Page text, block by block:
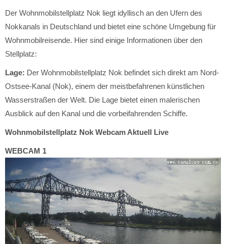
Der Wohnmobilstellplatz Nok liegt idyllisch an den Ufern des
Nokkanals in Deutschland und bietet eine schöne Umgebung für
Wohnmobilreisende. Hier sind einige Informationen über den
Stellplatz:
Lage: Der Wohnmobilstellplatz Nok befindet sich direkt am Nord-
Ostsee-Kanal (Nok), einem der meistbefahrenen künstlichen
Wasserstraßen der Welt. Die Lage bietet einen malerischen
Ausblick auf den Kanal und die vorbeifahrenden Schiffe.
Wohnmobilstellplatz Nok Webcam Aktuell Live
WEBCAM 1